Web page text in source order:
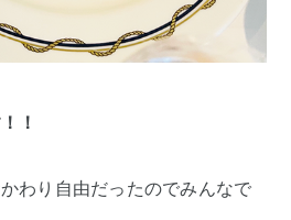
！
わり自由だったのでみんなで